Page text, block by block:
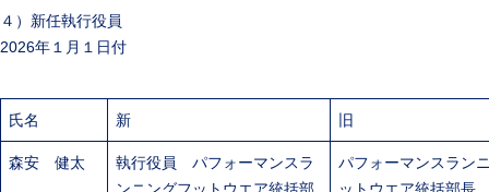
４）新任執行役員
2026年１月１日付
氏名 新 旧
森安 健太
執行役員 パフォーマンスラ
パフォーマンスラン